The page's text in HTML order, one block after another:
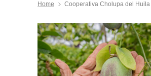
Home Cooperativa Cholupa del Huila